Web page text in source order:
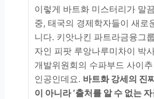
이렇게 바트화 미스터리가 말
중, 태국의 경제학자들이 새로
니다. 키앗나킨 파트라금융그
자인 피팟 루앙나루미차이 박
개발위원회의 수파부드 사이
인공인데요. 바트화 강세의 진
이 아니라 ‘출처를 알 수 없는